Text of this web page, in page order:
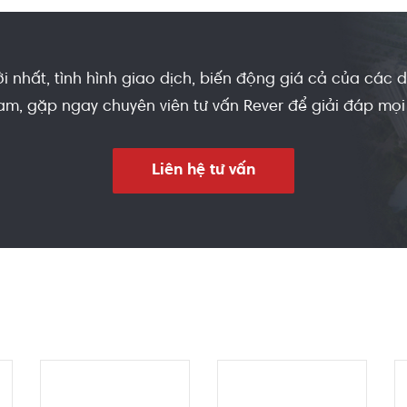
nhất, tình hình giao dịch, biến động giá cả của các
gặp ngay chuyên viên tư vấn Rever để giải đáp
Liên hệ tư vấn